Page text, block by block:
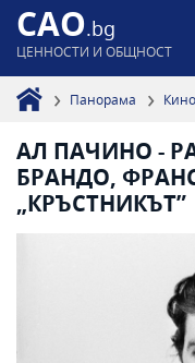
CAO.bg
ЦЕННОСТИ И ОБЩНОСТ
Панорама Кино
АЛ ПАЧИНО -
БРАНДО,
„КРЪСТНИКЪТ”